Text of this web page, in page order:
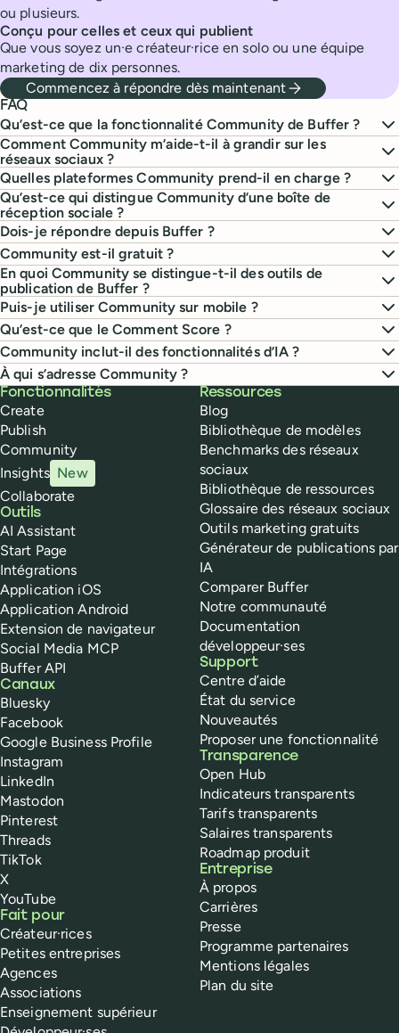
ou plusieurs.
Conçu pour celles et ceux qui publient
Que vous soyez un·e créateur·rice en solo ou une équipe
marketing de dix personnes.
Commencez à répondre dès maintenant
FAQ
Qu’est-ce que la fonctionnalité Community de Buffer ?
Comment Community m’aide-t-il à grandir sur les
réseaux sociaux ?
Quelles plateformes Community prend-il en charge ?
Qu’est-ce qui distingue Community d’une boîte de
réception sociale ?
Dois-je répondre depuis Buffer ?
Community est-il gratuit ?
En quoi Community se distingue-t-il des outils de
publication de Buffer ?
Puis-je utiliser Community sur mobile ?
Qu’est-ce que le Comment Score ?
Community inclut-il des fonctionnalités d’IA ?
À qui s’adresse Community ?
Buffer
Fonctionnalités
Create
Publish
Community
Insights New
Collaborate
Outils
AI Assistant
Start Page
Intégrations
Application iOS
Application Android
Extension de navigateur
Social Media MCP
Buffer API
Canaux
Bluesky
Facebook
Google Business Profile
Instagram
LinkedIn
Mastodon
Pinterest
Threads
TikTok
X
YouTube
Fait pour
Créateur·rices
Petites entreprises
Agences
Associations
Enseignement supérieur
Ressources
Blog
Bibliothèque de modèles
Benchmarks des réseaux
sociaux
Bibliothèque de ressources
Glossaire des réseaux sociaux
Outils marketing gratuits
Générateur de publications par
IA
Comparer Buffer
Notre communauté
Documentation
développeur·ses
Support
Centre d’aide
État du service
Nouveautés
Proposer une fonctionnalité
Transparence
Open Hub
Indicateurs transparents
Tarifs transparents
Salaires transparents
Roadmap produit
Entreprise
À propos
Carrières
Presse
Programme partenaires
Mentions légales
Plan du site